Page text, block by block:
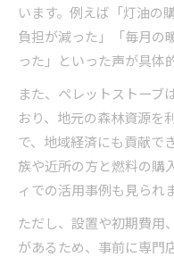
います。例えば「灯油の
負担が減った」「毎月の
った」といった声が具体
また、ペレットストーブ
おり、地元の森林資源を
で、地域経済にも貢献で
族や近所の方と燃料の購
ィでの活用事例も見られま
ただし、設置や初期費用
があるため、事前に専門